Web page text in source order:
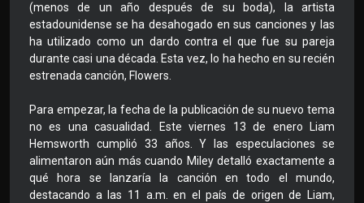
(menos de un año después de su boda), la artista
estadounidense se ha desahogado en sus canciones y las
ha utilizado como un dardo contra el que fue su pareja
durante casi una década. Esta vez, lo ha hecho en su recién
estrenada canción, Flowers.
Para empezar, la fecha de la publicación de su nuevo tema
no es una casualidad. Este viernes 13 de enero Liam
Hemsworth cumplió 33 años. Y las especulaciones se
alimentaron aún más cuando Miley detalló exactamente a
qué hora se lanzaría la canción en todo el mundo,
destacando a las 11 a.m. en el país de origen de Liam,